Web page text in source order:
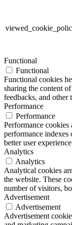
Functional
Functional
Functional cookies
sharing the content
feedbacks, and other
Performance
Performance
Performance cookies
performance
better user
Analytics
Analytics
Analytical cookies
the website. These
number of visitors,
Advertisement
Advertisement
Advertisement